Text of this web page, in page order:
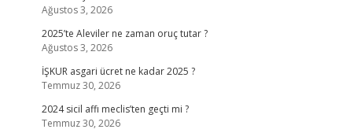
Ağustos 3, 2026
2025’te Aleviler ne zaman oruç tutar ?
Ağustos 3, 2026
İŞKUR asgari ücret ne kadar 2025 ?
Temmuz 30, 2026
2024 sicil affı meclis’ten geçti mi ?
Temmuz 30, 2026